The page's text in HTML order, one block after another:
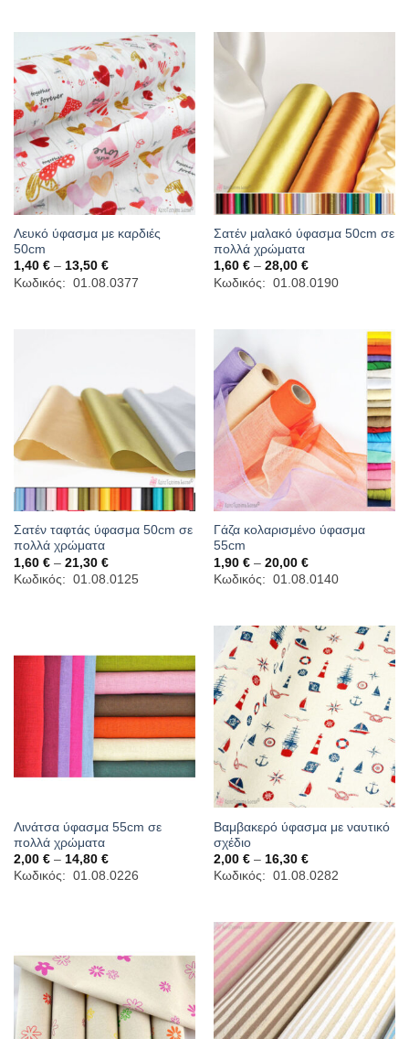
Λευκό ύφασμα με καρδιές
50cm
1,40 € – 13,50 €Price
range:
1,40 €
Κωδικός: 01.08.0377
Σατέν μαλακό ύφασμα 50cm σε
πολλά χρώματα
1,60 € – 28,00 €Price
range:
1,60 €
Κωδικός: 01.08.0190
Σατέν ταφτάς ύφασμα 50cm σε
πολλά χρώματα
1,60 € – 21,30 €Price
range:
1,60 €
Κωδικός: 01.08.0125
Γάζα κολαρισμένο ύφασμα
55cm
1,90 € – 20,00 €Price
range:
1,90 €
Κωδικός: 01.08.0140
Λινάτσα ύφασμα 55cm σε
πολλά χρώματα
2,00 € – 14,80 €Price
range:
2,00 €
Κωδικός: 01.08.0226
Βαμβακερό ύφασμα με ναυτικό
σχέδιο
2,00 € – 16,30 €Price
range:
2,00 €
Κωδικός: 01.08.0282